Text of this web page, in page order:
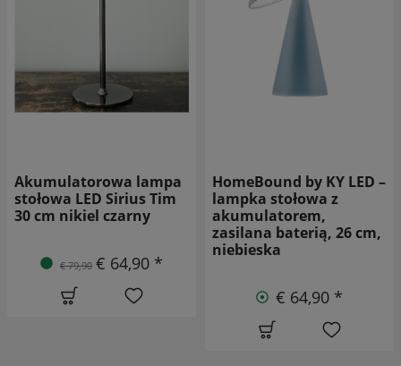
HomeBound by KY LED –
lampka stołowa z
akumulatorem,
€ 64,90 *
HomeBound by KY LED –
lampka stołowa z
akumulatorem Mushie,
zasilana bateryjnie, 21
cm, zielona
€ 44,90 *